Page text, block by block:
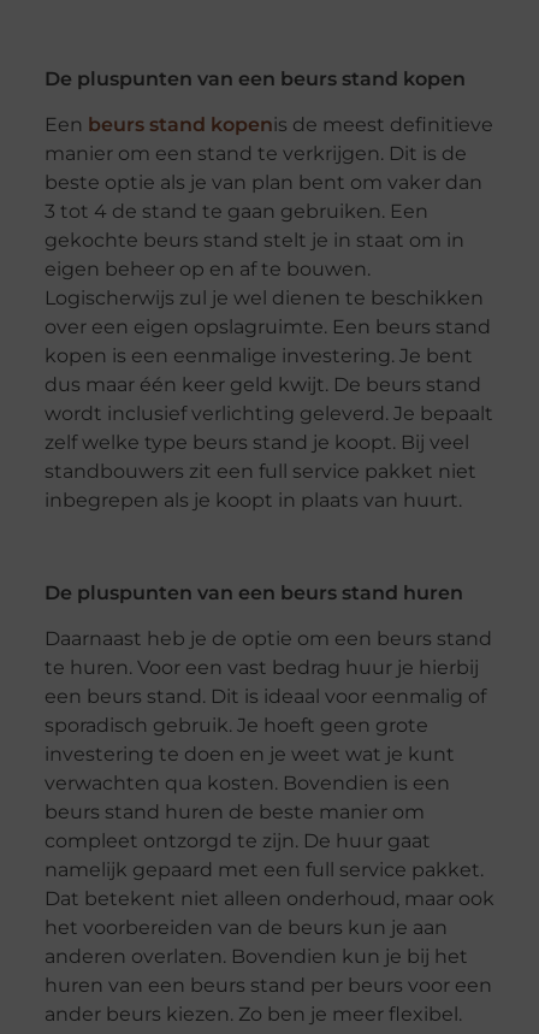
De pluspunten van een beurs stand kopen
Een beurs stand kopenis de meest definitieve
manier om een stand te verkrijgen. Dit is de
beste optie als je van plan bent om vaker dan
3 tot 4 de stand te gaan gebruiken. Een
gekochte beurs stand stelt je in staat om in
eigen beheer op en af te bouwen.
Logischerwijs zul je wel dienen te beschikken
over een eigen opslagruimte. Een beurs stand
kopen is een eenmalige investering. Je bent
dus maar één keer geld kwijt. De beurs stand
wordt inclusief verlichting geleverd. Je bepaalt
zelf welke type beurs stand je koopt. Bij veel
standbouwers zit een full service pakket niet
inbegrepen als je koopt in plaats van huurt.
De pluspunten van een beurs stand huren
Daarnaast heb je de optie om een beurs stand
te huren. Voor een vast bedrag huur je hierbij
een beurs stand. Dit is ideaal voor eenmalig of
sporadisch gebruik. Je hoeft geen grote
investering te doen en je weet wat je kunt
verwachten qua kosten. Bovendien is een
beurs stand huren de beste manier om
compleet ontzorgd te zijn. De huur gaat
namelijk gepaard met een full service pakket.
Dat betekent niet alleen onderhoud, maar ook
het voorbereiden van de beurs kun je aan
anderen overlaten. Bovendien kun je bij het
huren van een beurs stand per beurs voor een
ander beurs kiezen. Zo ben je meer flexibel.